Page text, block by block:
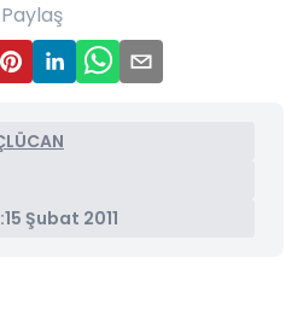
Paylaş
15 Şubat 2011